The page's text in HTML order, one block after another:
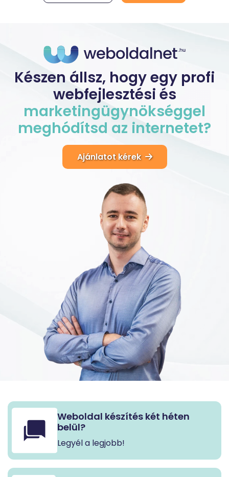
Készen állsz, hogy egy profi
webfejlesztési és
marketingügynökséggel
meghódítsd az internetet?
Ajánlatot kérek
Weboldal készítés két héten
belül?
Legyél a legjobb!